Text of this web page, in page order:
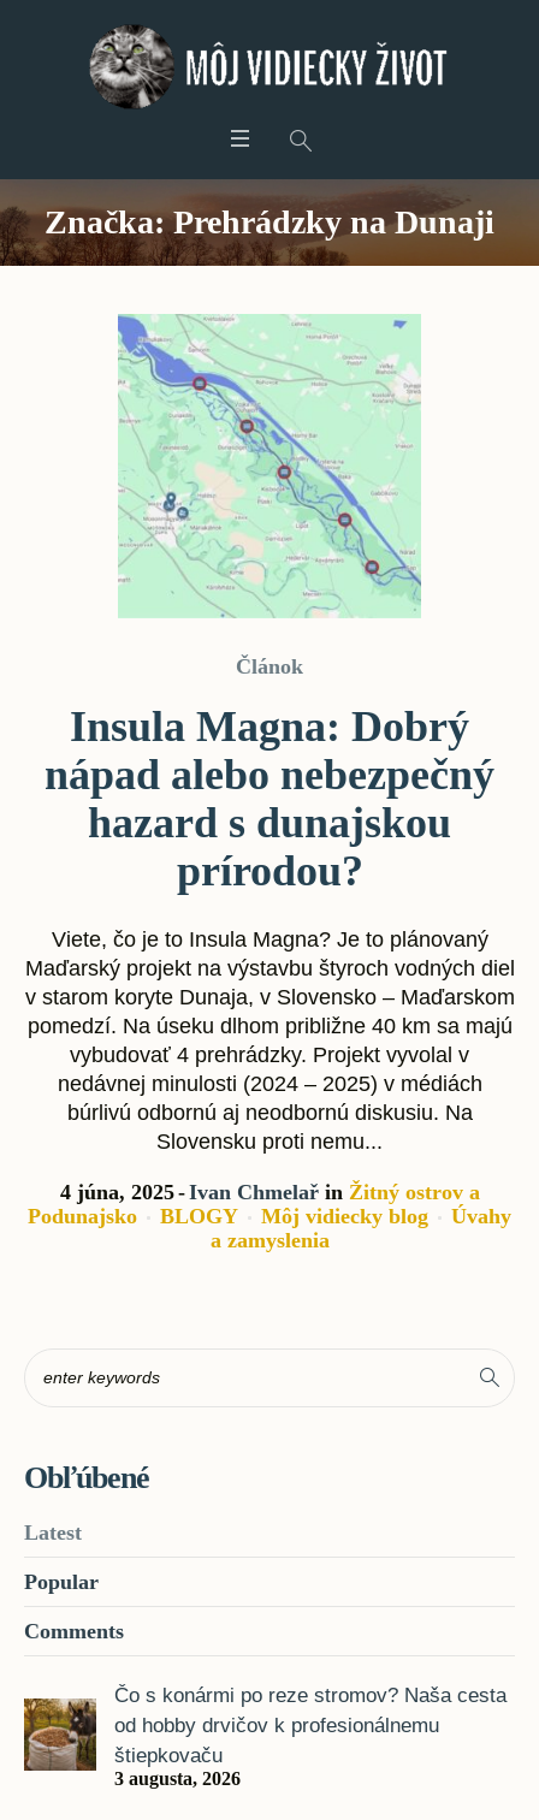
Značka:Prehrádzky na Dunaji
Článok
Insula Magna: Dobrý
nápad alebo nebezpečný
hazard s dunajskou
prírodou?
Viete, čo je to Insula Magna? Je to plánovaný
Maďarský projekt na výstavbu štyroch vodných diel
v starom koryte Dunaja, v Slovensko – Maďarskom
pomedzí. Na úseku dlhom približne 40 km sa majú
vybudovať 4 prehrádzky. Projekt vyvolal v
nedávnej minulosti (2024 – 2025) v médiách
búrlivú odbornú aj neodbornú diskusiu. Na
Slovensku proti nemu...
4 júna, 2025 Ivan Chmelařin Žitný ostrov a
Podunajsko
BLOGY Môj vidiecky blog
Úvahy
a zamyslenia
Obľúbené
Latest
Popular
Comments
Čo s konármi po reze stromov? Naša cesta
od hobby drvičov k profesionálnemu
štiepkovaču
3 augusta, 2026